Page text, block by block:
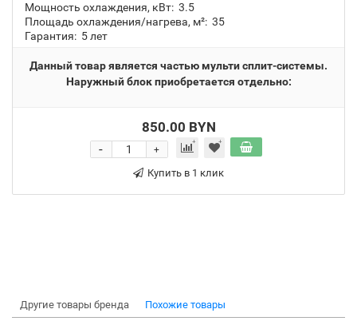
Мощность охлаждения, кВт: 3.5
Площадь охлаждения/нагрева, м²: 35
Гарантия: 5 лет
Данный товар является частью мульти сплит-системы.
Наружный блок приобретается отдельно:
850.00 BYN
+
-
Купить в 1 клик
Другие товары бренда Похожие товары